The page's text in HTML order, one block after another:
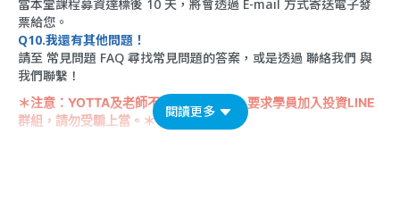
當本堂課程募資達標後 10 天，將會透過 E-mail 方式寄送電子發
票給您。
Q10.我還有其他問題！
請至 常見問題 FAQ 尋找常見問題的答案，或是透過 聯絡我們 與
我們聯繫！
＊注意：YOTTA及老師不會以課程名義，要求學員加入投資LINE
群組，請勿受騙上當。＊
閱讀更多